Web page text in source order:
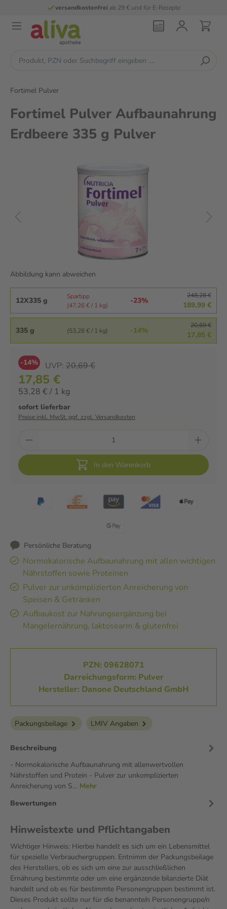
versandkostenfreiab 29 € und für E-Rezepte
Fortimel Pulver
Fortimel Pulver Aufbaunahrung
Erdbeere 335 g Pulver
Abbildung kann abweichen
12X335 g
Spartipp
(47,26 € / 1 kg)
-23%
248,28 €
189,99 €
335 g (53,28 € / 1 kg) -14%
20,69 €
17,85 €
-14% UVP: 20,69 €
17,85 €
53,28 € / 1 kg
sofort lieferbar
Preise inkl. MwSt. ggf. zzgl. Versandkosten
In den Warenkorb
Persönliche Beratung
Normokalorische Aufbaunahrung mit allen wichtigen
Nährstoffen sowie Proteinen
Pulver zur unkomplizierten Anreicherung von
Speisen & Getränken
Aufbaukost zur Nahrungsergänzung bei
Mangelernährung, laktosearm & glutenfrei
PZN: 09628071
Darreichungsform: Pulver
Hersteller: Danone Deutschland GmbH
Packungsbeilage LMIV Angaben
Beschreibung
- Normokalorische Aufbaunahrung mit allenwertvollen
Nährstoffen und Protein - Pulver zur unkomplizierten
Anreicherung von S… Mehr
Bewertungen
Hinweistexte und Pflichtangaben
Wichtiger Hinweis: Hierbei handelt es sich um ein Lebensmittel
für spezielle Verbrauchergruppen. Entnimm der Packungsbeilage
des Herstellers, ob es sich um eine zur ausschließlichen
Ernährung bestimmte oder um eine ergänzende bilanzierte Diät
handelt und ob es für bestimmte Personengruppen bestimmt ist.
Dieses Produkt sollte nur für die benannte/n Personengruppe/n